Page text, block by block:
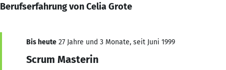
Berufserfahrung von Celia Grote
Bis heute 27 Jahre und 3 Monate, seit Juni 1999
Scrum Masterin